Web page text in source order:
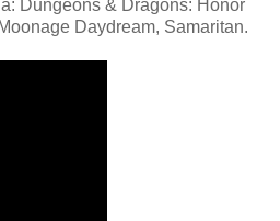
Dungeons & Dragons: Honor
Daydream, Samaritan.